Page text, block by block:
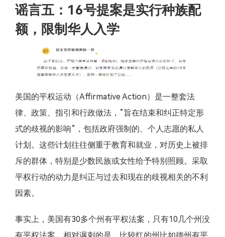
谣言五：16号提案是实行种族配
额，限制华人入学
美国的平权运动（Affirmative Action）是一整套法
律、政策、指引和行政做法，”旨在结束和纠正特定形
式的歧视的影响”，包括政府强制的、个人志愿的私人
计划。这些计划往往侧重于教育和就业，对历史上被排
斥的群体，特别是少数民族或女性给予特别照顾。采取
平权行动的动力是纠正与过去和现在的歧视相关的不利
因素。
事实上，美国有30多个州有平权法案，只有10几个州没